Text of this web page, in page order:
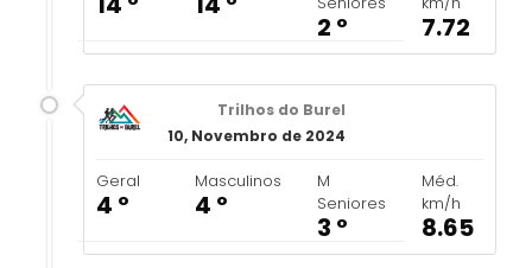
2 º 7.72
Trilhos do Burel
10, Novembro de 2024
Geral
4 º
Masculinos
4 º
M
Seniores
3 º
Méd.
km/h
8.65